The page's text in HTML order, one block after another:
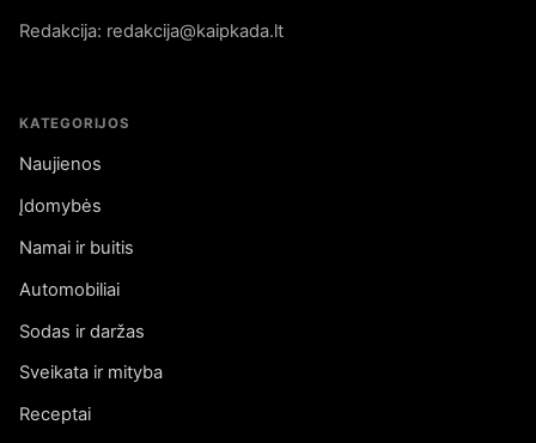
Redakcija: redakcija@kaipkada.lt
KATEGORIJOS
Naujienos
Įdomybės
Namai ir buitis
Automobiliai
Sodas ir daržas
Sveikata ir mityba
Receptai